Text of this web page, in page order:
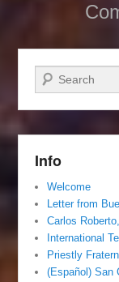
Search
Info
Welcome
Letter from
Carlos
International
Priestly
(Español) San